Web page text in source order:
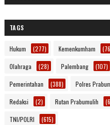
TAGS
Hukum (277) Kemenkumham
Olahraga (28) Palembang (107)
Pemerintahan (388) Polres
Redaksi (2) Rutan Prabumulih
TNI/POLRI (615)